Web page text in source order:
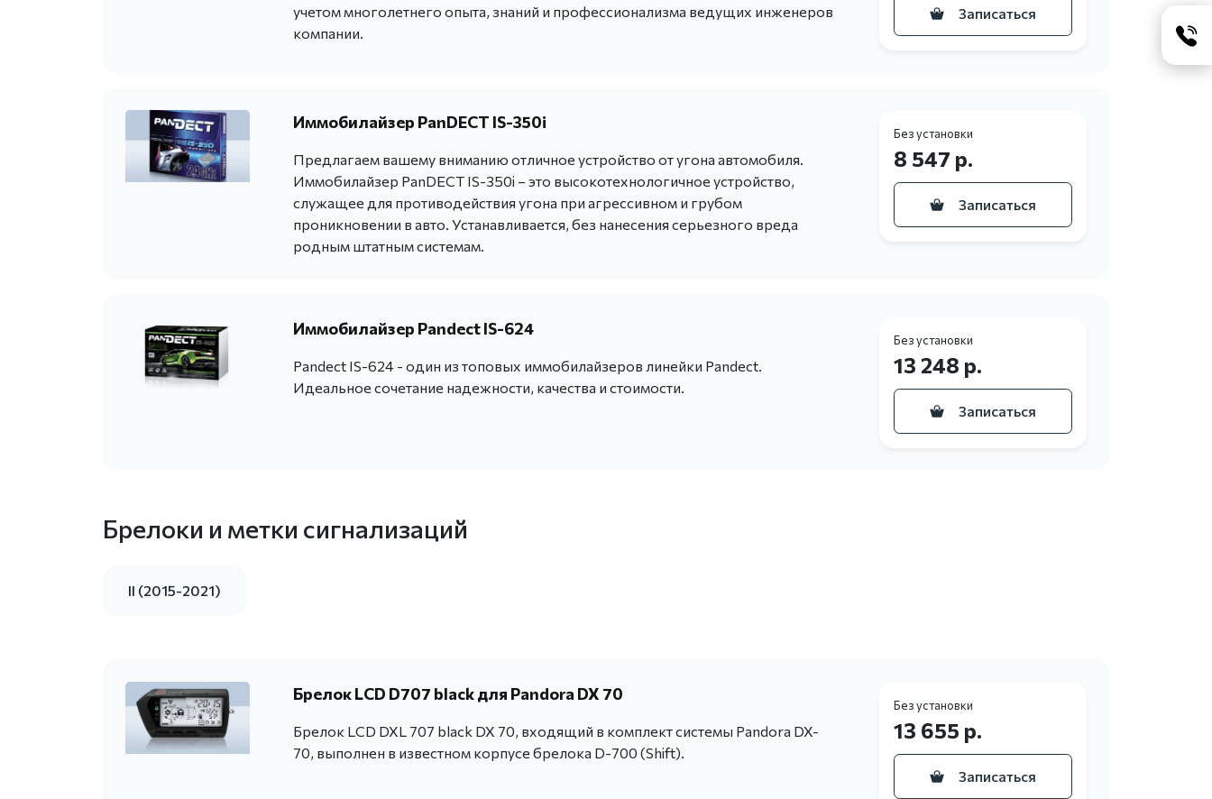
учетом многолетнего опыта, знаний и профессионализма ведущих инженеров
компании.
Записаться
Иммобилайзер PanDECT IS-350i
Предлагаем вашему вниманию отличное устройство от угона автомобиля.
Иммобилайзер PanDECT IS-350i – это высокотехнологичное устройство,
служащее для противодействия угона при агрессивном и грубом
проникновении в авто. Устанавливается, без нанесения серьезного вреда
родным штатным системам.
Без установки
8 547 р.
Записаться
Иммобилайзер Pandect IS-624
Pandect IS-624 - один из топовых иммобилайзеров линейки Pandect.
Идеальное сочетание надежности, качества и стоимости.
Без установки
13 248 р.
Записаться
Брелоки и метки сигнализаций
II (2015-2021)
Брелок LCD D707 black для Pandora DX 70
Брелок LCD DXL 707 black DX 70, входящий в комплект системы Pandora DX-
70, выполнен в известном корпусе брелока D-700 (Shift).
Без установки
13 655 р.
Записаться